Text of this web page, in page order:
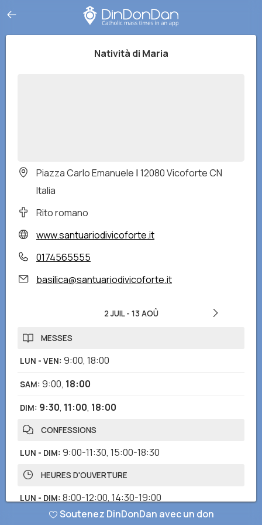
Natività di Maria
Piazza Carlo Emanuele Ⅰ 12080 Vicoforte CN
Italia
Rito romano
www.santuariodivicoforte.it
0174565555
basilica@santuariodivicoforte.it
2 JUIL- 13 AOÛ
MESSES
LUN - VEN: 9:00, 18:00
SAM: 9:00, 18:00
DIM: 9:30, 11:00, 18:00
CONFESSIONS
LUN - DIM: 9:00-11:30, 15:00-18:30
HEURES D'OUVERTURE
LUN - DIM: 8:00-12:00, 14:30-19:00
CHAPELET
Soutenez DinDonDan avec un don